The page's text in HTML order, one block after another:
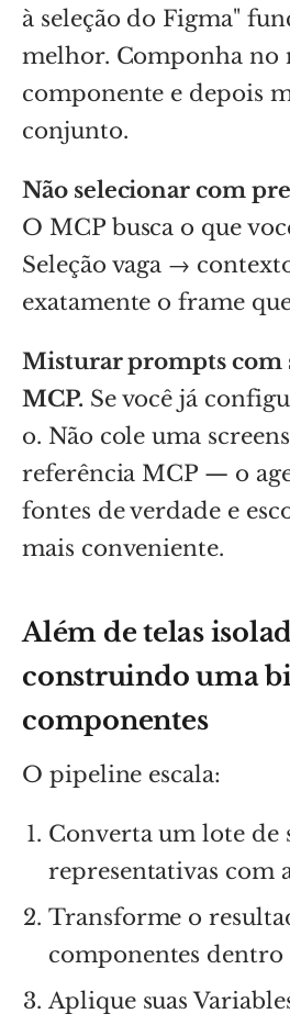
à seleção do Figma"
melhor. Componha no
componente e depois
conjunto.
Não selecionar com
O MCP busca o que
Seleção vaga →
exatamente o frame
Misturar prompts com
MCP. Se você já
o. Não cole uma
referência MCP — o
fontes de verdade e
mais conveniente.
Além de telas
construindo uma
componentes
O pipeline escala:
Converta um lote de
representativas com
Transforme o
componentes dentro
Aplique suas